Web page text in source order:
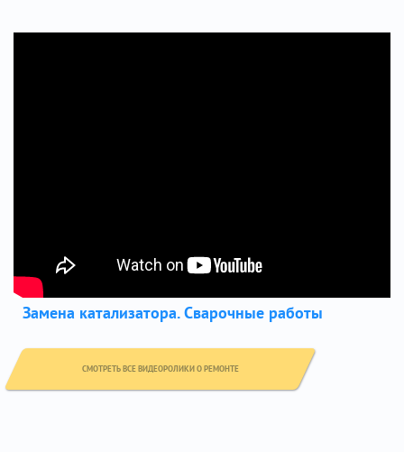
Замена катализатора. Сварочные работы
СМОТРЕТЬ ВСЕ ВИДЕОРОЛИКИ О РЕМОНТЕ